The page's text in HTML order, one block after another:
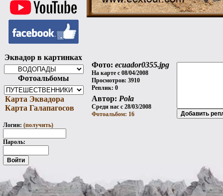
Эквадор в картинках
Фотоальбомы
Карта Эквадора
Карта Галапагосов
Логин: (получить)
Пароль:
Фото: ecuador0355.jpg
На карте с 08/04/2008
Просмотров: 3910
Реплик: 0
Автор: Pola
Среди нас с 28/03/2008
Фотоальбом: 16